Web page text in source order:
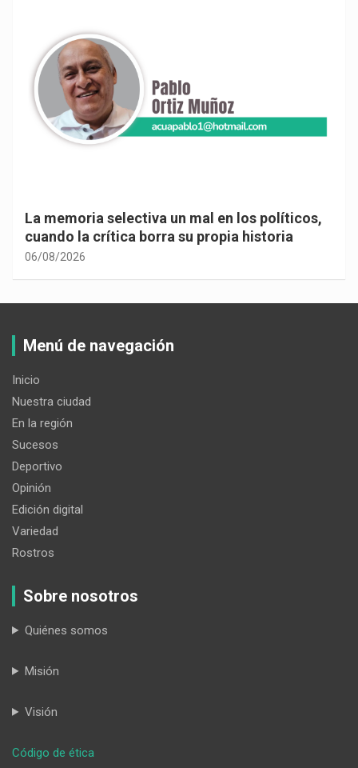
La memoria selectiva un mal en los políticos,
cuando la crítica borra su propia historia
06/08/2026
Menú de navegación
Inicio
Nuestra ciudad
En la región
Sucesos
Deportivo
Opinión
Edición digital
Variedad
Rostros
Sobre nosotros
Quiénes somos
Misión
Visión
Código de ética